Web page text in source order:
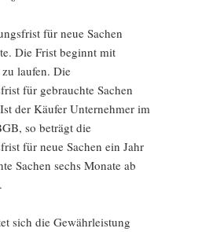
für neue Sachen
Die Frist beginnt mit
laufen. Die
für gebrauchte Sachen
der Käufer Unternehmer im
so beträgt die
für neue Sachen ein Jahr
Sachen sechs Monate ab
sich die Gewährleistung